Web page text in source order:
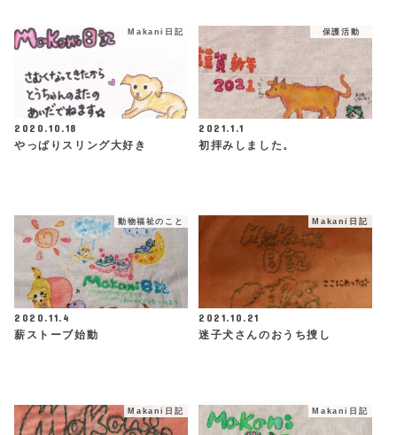
Makani日記
2020.10.18
やっぱりスリング大好き
保護活動
2021.1.1
初拝みしました。
動物福祉のこと
2020.11.4
薪ストーブ始動
Makani日記
2021.10.21
迷子犬さんのおうち捜し
Makani日記 Makani日記